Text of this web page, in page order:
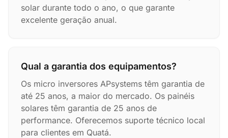
solar durante todo o ano, o que garante
excelente geração anual.
Qual a garantia dos equipamentos?
Os micro inversores APsystems têm garantia de
até 25 anos, a maior do mercado. Os painéis
solares têm garantia de 25 anos de
performance. Oferecemos suporte técnico local
para clientes em Quatá.